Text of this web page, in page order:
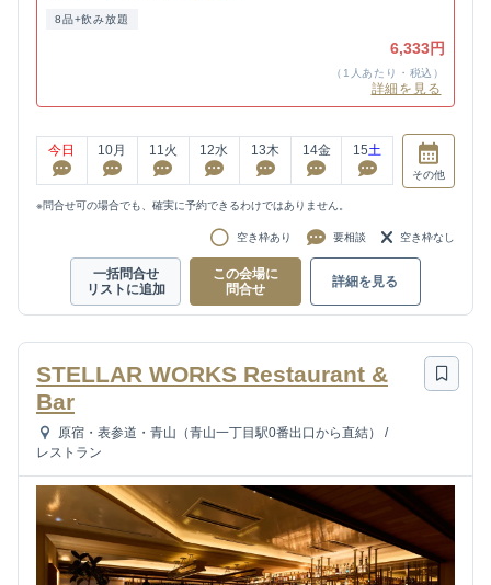
8品+飲み放題
6,333円
（1人あたり・税込）
詳細を見る
今日 10月 11火 12水 13木 14金 15土
その他
※問合せ可の場合でも、確実に予約できるわけではありません。
空き枠あり 要相談 空き枠なし
一括問合せ
リストに追加
この会場に
問合せ
詳細を見る
STELLAR WORKS Restaurant &
Bar
原宿・表参道・青山（青山一丁目駅0番出口から直結）
/
レストラン